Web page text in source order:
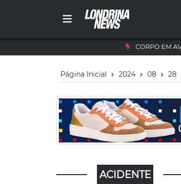
CORPO EM
Página Inicial 2024 08 28
ACIDENTE